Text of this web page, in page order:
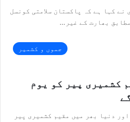
کہا ہے کہ پاکستان سلامتی کونسل
بھارت کے غیر…
جموں و کشمیر
کشمیری پیر کو یوم
دنیا بھر میں مقیم کشمیری پیر